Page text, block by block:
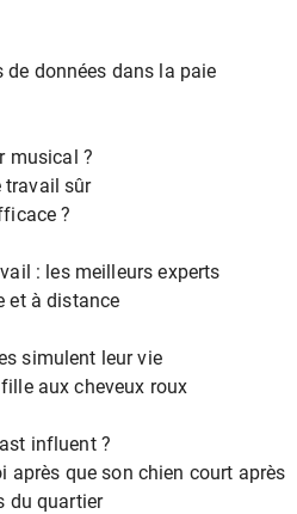
de données dans la paie
musical ?
travail sûr
?
: les meilleurs experts
et à distance
simulent leur vie
aux cheveux roux
influent ?
après que son chien court après
du quartier